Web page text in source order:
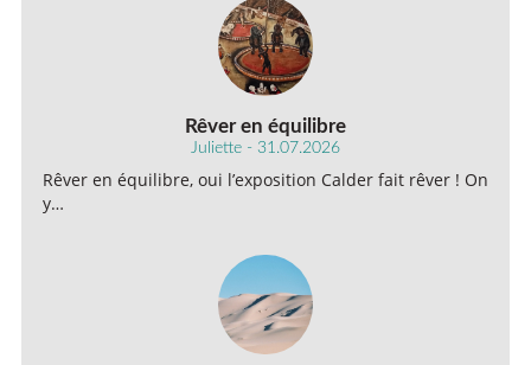
Rêver en équilibre
Juliette - 31.07.2026
Rêver en équilibre, oui l’exposition Calder fait rêver ! On
y…